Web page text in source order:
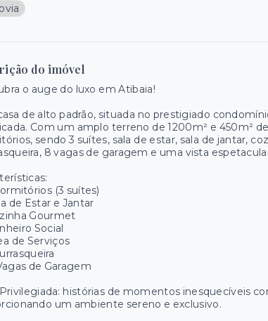
do imóvel
o auge do luxo em Atibaia!
de alto padrão, situada no prestigiado
Com um amplo terreno de 1200m² e 450m²
sendo 3 suítes, sala de estar, sala de jantar,
8 vagas de garagem e uma vista
(3 suítes)
de Estar e Jantar
Gourmet
Social
de Serviços
de Garagem
histórias de momentos inesquecíveis
um ambiente sereno e exclusivo.